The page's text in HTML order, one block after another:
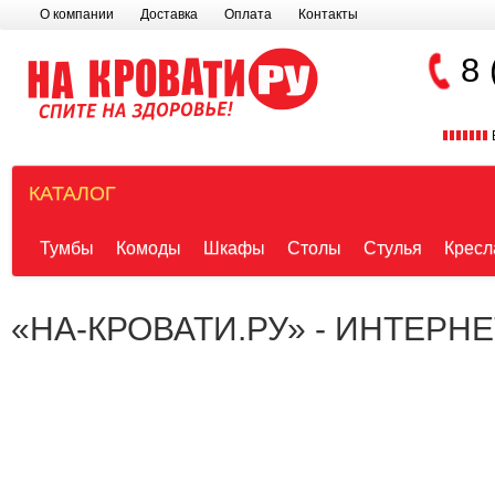
О компании Доставка Оплата Контакты
8
КАТАЛОГ
Тумбы Комоды Шкафы Столы Стулья
«НА-КРОВАТИ.РУ» -